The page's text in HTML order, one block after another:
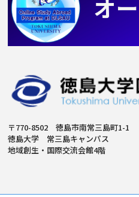
〒770-8502 徳島市南常三島町1-1
徳島大学 常三島キャンパス
地域創生・国際交流会館4階